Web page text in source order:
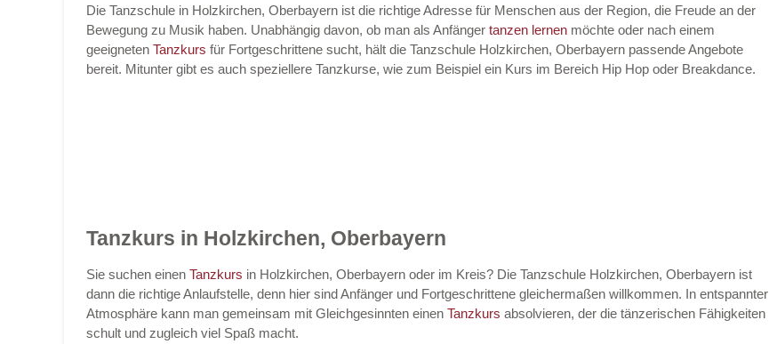
Die Tanzschule in Holzkirchen, Oberbayern ist die richtige Adresse für Menschen aus der Region, die Freude an der
Bewegung zu Musik haben. Unabhängig davon, ob man als Anfänger tanzen lernen möchte oder nach einem
geeigneten Tanzkurs für Fortgeschrittene sucht, hält die Tanzschule Holzkirchen, Oberbayern passende Angebote
bereit. Mitunter gibt es auch speziellere Tanzkurse, wie zum Beispiel ein Kurs im Bereich Hip Hop oder Breakdance.
Tanzkurs in Holzkirchen, Oberbayern
Sie suchen einen Tanzkurs in Holzkirchen, Oberbayern oder im Kreis? Die Tanzschule Holzkirchen, Oberbayern ist
dann die richtige Anlaufstelle, denn hier sind Anfänger und Fortgeschrittene gleichermaßen willkommen. In entspannter
Atmosphäre kann man gemeinsam mit Gleichgesinnten einen Tanzkurs absolvieren, der die tänzerischen Fähigkeiten
schult und zugleich viel Spaß macht.